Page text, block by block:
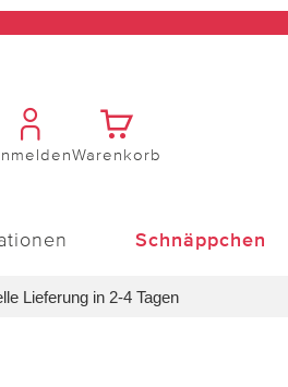
Warenkorb
Schnäppchen
Lieferung in 2-4 Tagen